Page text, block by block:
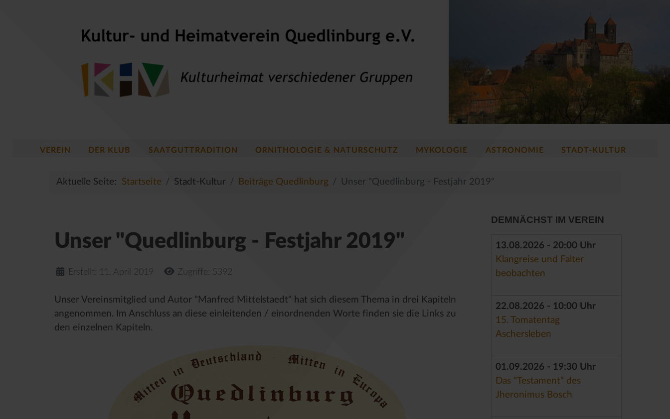
VEREIN DER KLUB SAATGUTTRADITION ORNITHOLOGIE & NATURSCHUTZ MYKOLOGIE ASTRONOMIE STADT-KULTUR
Aktuelle Seite: Startseite Stadt-Kultur Beiträge Quedlinburg Unser "Quedlinburg - Festjahr 2019"
Unser "Quedlinburg - Festjahr 2019"
Erstellt: 11. April 2019 Zugriffe: 5392
Unser Vereinsmitglied und Autor "Manfred Mittelstaedt" hat sich diesem Thema in drei Kapiteln
angenommen. Im Anschluss an diese einleitenden / einordnenden Worte finden sie die Links zu
den einzelnen Kapiteln.
DEMNÄCHST IM VEREIN
13.08.2026 - 20:00 Uhr
Klangreise und Falter
beobachten
22.08.2026 - 10:00 Uhr
15. Tomatentag
Aschersleben
01.09.2026 - 19:30 Uhr
Das "Testament" des
Jheronimus Bosch